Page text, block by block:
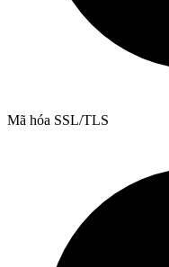
Mã hóa SSL/TLS